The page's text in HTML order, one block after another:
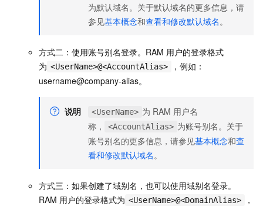
为默认域名。关于默认域名的更多信息，请
参见基本概念和查看和修改默认域名 。
方式二：使用账号别名登录。RAM 用户的登录格式
为 <UserName>@<AccountAlias>
，例如：
username@company-alias。
说明 <UserName> 为 RAM 用户名
称，
<AccountAlias> 为账号别名。关于
账号别名的更多信息，请参见基本概念和查
看和修改默认域名 。
方式三：如果创建了域别名，也可以使用域别名登录。
RAM 用户的登录格式为 <UserName>@<DomainAlias>
，